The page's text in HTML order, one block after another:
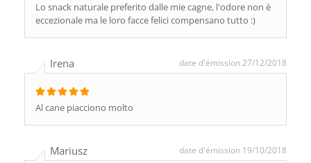
Lo snack naturale preferito dalle mie cagne, l'odore non è
eccezionale ma le loro facce felici compensano tutto :)
Irena date d'émission 27/12/2018
Al cane piacciono molto
Mariusz date d'émission 19/10/2018